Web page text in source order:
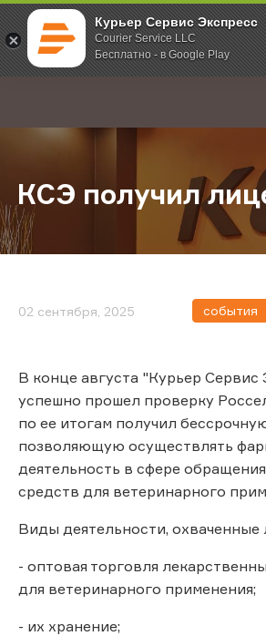
Курьер Сервис Экспресс
Courier Service LLC
Бесплатно - в Google Play
; Главная О компании Новости КСЭ
КСЭ получил
02 сентября, 2025 события
В конце августа "Курьер Сервис
успешно прошел проверку
по ее итогам получил
позволяющую осуществлять
деятельность в сфере
средств для ветеринарного
Виды деятельности, охваченные
- оптовая торговля
для ветеринарного применения;
- их хранение;